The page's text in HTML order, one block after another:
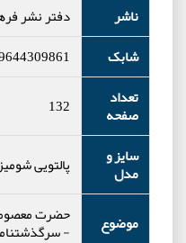
ناشر
دفتر نشر
شابک
تعداد
صفحه
132
سایز و
مدل پالتویی
موضوع حضرت
-